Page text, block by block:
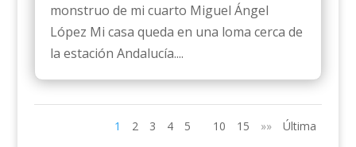
monstruo de mi cuarto Miguel Ángel
López Mi casa queda en una loma cerca de
la estación Andalucía....
1 2 3 4 5 10 15 »» Última